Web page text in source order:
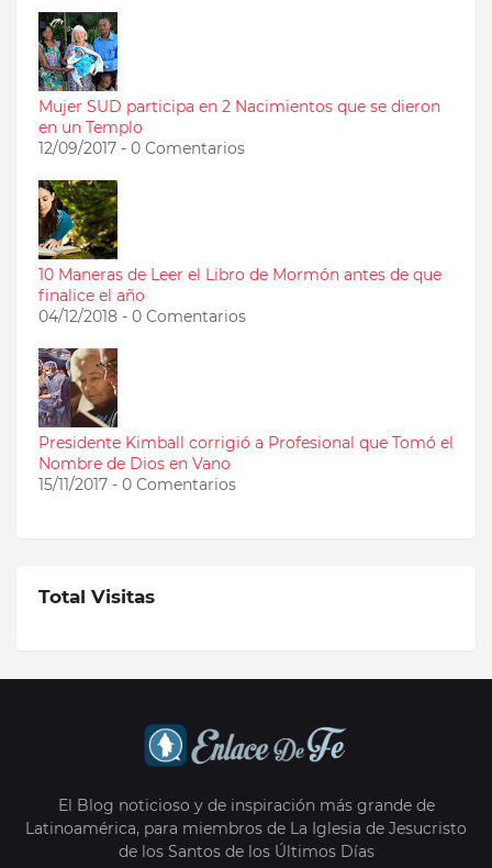
Mujer SUD participa en 2 Nacimientos que se dieron
en un Templo
12/09/2017 - 0 Comentarios
10 Maneras de Leer el Libro de Mormón antes de que
finalice el año
04/12/2018 - 0 Comentarios
Presidente Kimball corrigió a Profesional que Tomó el
Nombre de Dios en Vano
15/11/2017 - 0 Comentarios
Total Visitas
El Blog noticioso y de inspiración más grande de
Latinoamérica, para miembros de La Iglesia de Jesucristo
de los Santos de los Últimos Días